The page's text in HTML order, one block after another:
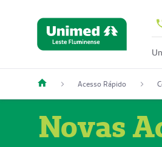
Acesso Rápido
Novas